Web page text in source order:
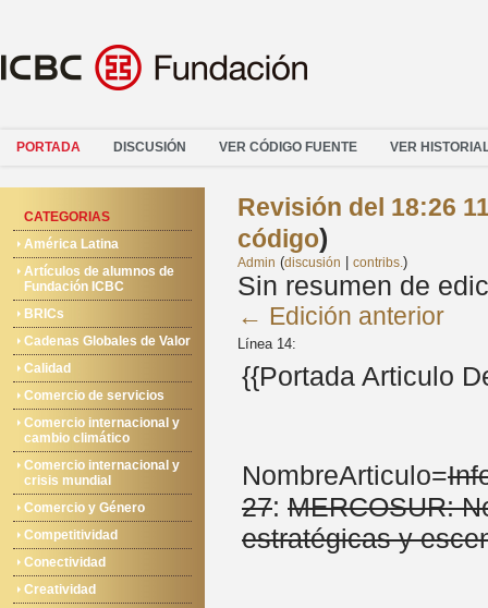
PORTADA DISCUSIÓN VER CÓDIGO FUENTE VER
CATEGORIAS
América Latina
Artículos de alumnos de
Fundación ICBC
BRICs
Cadenas Globales de Valor
Calidad
Comercio de servicios
Comercio internacional y
cambio climático
Comercio internacional y
crisis mundial
Comercio y Género
Competitividad
Conectividad
Creatividad
Revisión del 18:26
código)
Admin (discusión contribs.)
Sin resumen de
← Edición anterior
Línea 14:
{{Portada Articulo
NombreArticulo=
27: MERCOSUR:
estratégicas y